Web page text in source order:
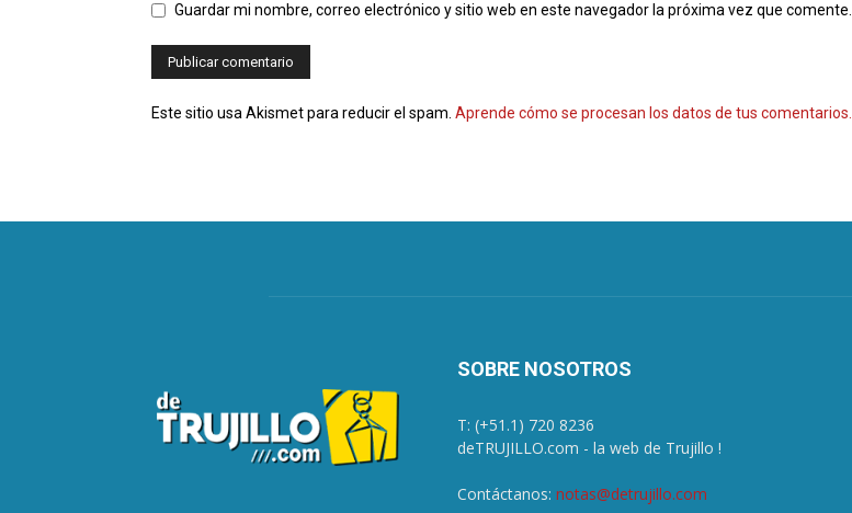
Guardar mi nombre, correo electrónico y sitio web en este navegador la próxima vez que comente.
Este sitio usa Akismet para reducir el spam. Aprende cómo se procesan los datos de tus comentarios.
SOBRE NOSOTROS
T: (+51.1) 720 8236
deTRUJILLO.com - la web de Trujillo !
Contáctanos: notas@detrujillo.com